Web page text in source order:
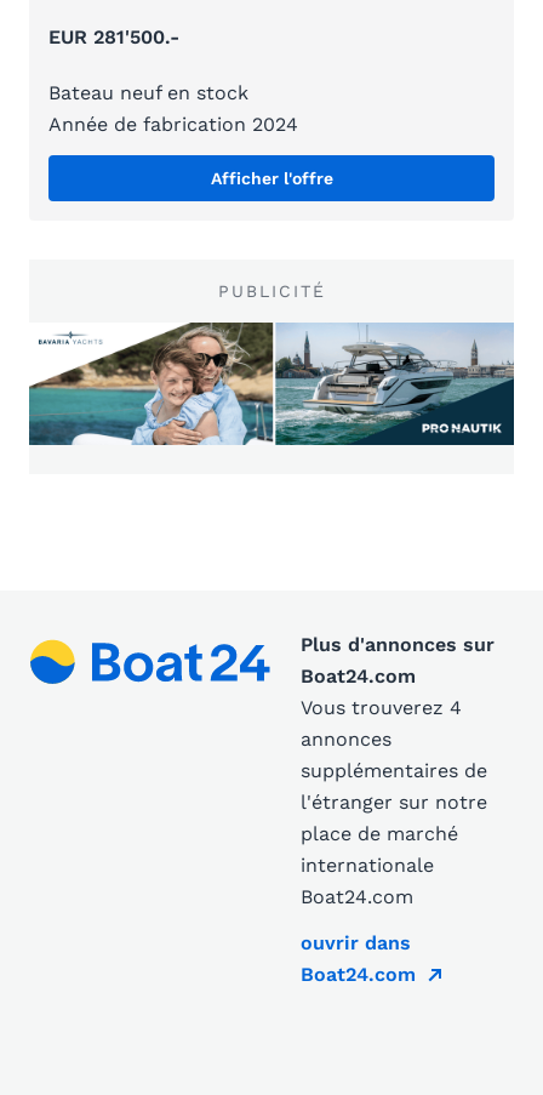
EUR 281'500.-
Bateau neuf en stock
Année de fabrication 2024
Afficher l'offre
PUBLICITÉ
Plus d'annonces sur
Boat24.com
Vous trouverez 4
annonces
supplémentaires de
l'étranger sur notre
place de marché
internationale
Boat24.com
ouvrir dans
Boat24.com